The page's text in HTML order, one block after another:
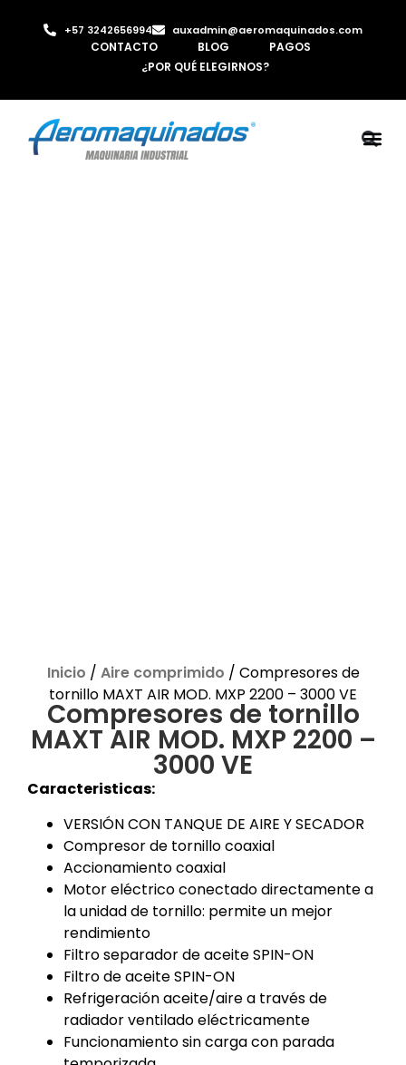
+57 3242656994 auxadmin@aeromaquinados.com
CONTACTO BLOG
PAGOS
¿POR QUÉ ELEGIRNOS?
Inicio / Aire comprimido / Compresores de
tornillo MAXT AIR MOD. MXP 2200 – 3000 VE
Compresores de tornillo
MAXT AIR MOD. MXP 2200 –
3000 VE
Caracteristicas:
VERSIÓN CON TANQUE DE AIRE Y SECADOR
Compresor de tornillo coaxial
Accionamiento coaxial
Motor eléctrico conectado directamente a
la unidad de tornillo: permite un mejor
rendimiento
Filtro separador de aceite SPIN-ON
Filtro de aceite SPIN-ON
Refrigeración aceite/aire a través de
radiador ventilado eléctricamente
Funcionamiento sin carga con parada